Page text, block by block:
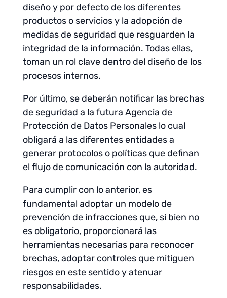
diseño y por defecto de los diferentes
productos o servicios y la adopción de
medidas de seguridad que resguarden la
integridad de la información. Todas ellas,
toman un rol clave dentro del diseño de los
procesos internos.
Por último, se deberán notificar las brechas
de seguridad a la futura Agencia de
Protección de Datos Personales lo cual
obligará a las diferentes entidades a
generar protocolos o políticas que definan
el flujo de comunicación con la autoridad.
Para cumplir con lo anterior, es
fundamental adoptar un modelo de
prevención de infracciones que, si bien no
es obligatorio, proporcionará las
herramientas necesarias para reconocer
brechas, adoptar controles que mitiguen
riesgos en este sentido y atenuar
responsabilidades.